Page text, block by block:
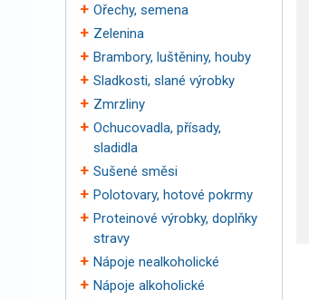
Ořechy, semena
Zelenina
Brambory, luštěniny, houby
Sladkosti, slané výrobky
Zmrzliny
Ochucovadla, přísady,
sladidla
Sušené směsi
Polotovary, hotové pokrmy
Proteinové výrobky, doplňky
stravy
Nápoje nealkoholické
Nápoje alkoholické